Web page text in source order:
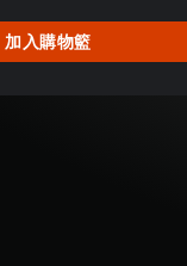
加入購物籃